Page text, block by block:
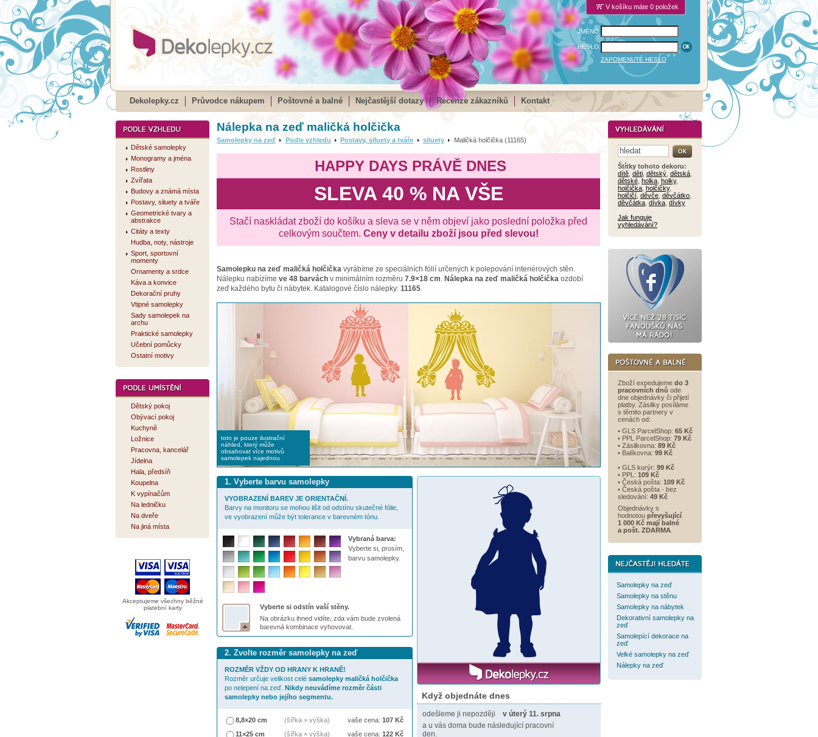
V košíku máte 0 položek
JMÉNO:
HESLO:
ZAPOMENUTÉ HESLO
Dekolepky.cz Průvodce nákupem Poštovné a balné Nejčastější dotazy Recenze zákazníků Kontakt
Dětské samolepky
Monogramy a jména
Rostliny
Zvířata
Budovy a známá místa
Postavy, siluety a tváře
Geometrické tvary a
abstrakce
Citáty a texty
Hudba, noty, nástroje
Sport, sportovní
momenty
Ornamenty a srdce
Káva a konvice
Dekorační pruhy
Vtipné samolepky
Sady samolepek na
archu
Praktické samolepky
Učební pomůcky
Ostatní motivy
Dětský pokoj
Obývací pokoj
Kuchyně
Ložnice
Pracovna, kancelář
Jídelna
Hala, předsíň
Koupelna
K vypínačům
Na ledničku
Na dveře
Na jiná místa
Akceptujeme všechny běžné
platební karty
Nálepka na zeď maličká holčička
Samolepky na zeď Podle vzhledu Postavy, siluety a tváře siluety Maličká holčička (11165)
HAPPY DAYS PRÁVĚ DNES
SLEVA 40 % NA VŠE
Stačí naskládat zboží do košíku a sleva se v něm objeví jako poslední položka před
celkovým součtem. Ceny v detailu zboží jsou před slevou!
Samolepku na zeď maličká holčička vyrábíme ze speciálních fólií určených k polepování interiérových stěn.
Nálepku nabízíme ve 48 barvách v minimálním rozměru 7.9×18 cm. Nálepka na zeď maličká holčička ozdobí
zeď každého bytu či nábytek. Katalogové číslo nálepky: 11165.
toto je pouze ilustrační
náhled, který může
obsahovat více motivů
samolepek najednou
Když objednáte dnes
odešleme ji nepozději
v úterý 11. srpna
a u vás doma bude následující pracovní
den.
1. Vyberte barvu samolepky
VYOBRAZENÍ BAREV JE ORIENTAČNÍ.
Barvy na monitoru se mohou lišit od odstínu skutečné fólie,
ve vyobrazení může být tolerance v barevném tónu.
Vybraná barva:
Vyberte si, prosím,
barvu samolepky.
Vyberte si odstín vaší stěny.
Na obrázku ihned vidíte, zda vám bude zvolená
barevná kombinace vyhovovat.
2. Zvolte rozměr samolepky na zeď
ROZMĚR VŽDY OD HRANY K HRANĚ!
Rozměr určuje velikost celé samolepky maličká holčička
po nelepení na zeď. Nikdy neuvádíme rozměr části
samolepky nebo jejího segmentu.
8,8×20 cm (šířka × výška) vaše cena: 107 Kč
11×25 cm
(šířka × výška) vaše cena: 122 Kč
Štítky tohoto dekoru:
dítě děti dětský dětská
dětské holka holky,
holčička holčičky,
holčičí děvče děvčátko
děvčátka dívka dívky
Jak funguje
vyhledávání?
Zboží expedujeme do 3
pracovních dnů ode
dne objednávky či přijetí
platby. Zásilky posíláme
s těmito partnery v
cenách od:
• GLS ParcelShop: 65 Kč
• PPL ParcelShop: 79 Kč
• Zásilkovna: 89 Kč
• Balíkovna: 99 Kč
• GLS kurýr: 99 Kč
• PPL: 109 Kč
• Česká pošta: 109 Kč
• Česká pošta - bez
sledování: 49 Kč
Objednávky s
hodnotou převyšující
1 000 Kč mají balné
a pošt. ZDARMA
Samolepky na zeď
Samolepky na stěnu
Samolepky na nábytek
Dekorativní samolepky na
zeď
Samolepící dekorace na
zeď
Velké samolepky na zeď
Nálepky na zeď